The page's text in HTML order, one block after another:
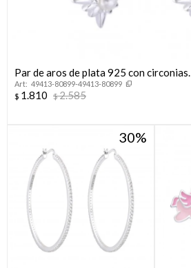
Par de aros de plata 925 con circonias.
49413-80899-49413-80899
$ 1.810 $2.585
30